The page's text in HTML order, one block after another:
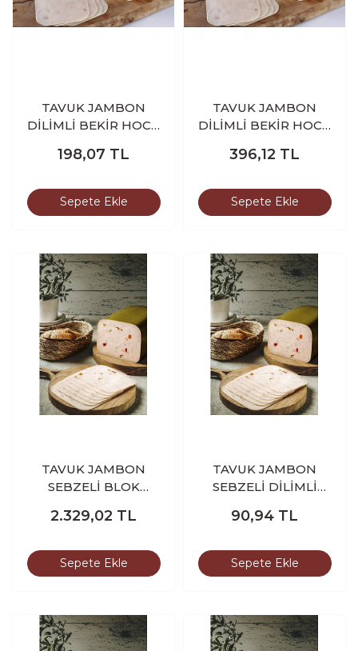
TAVUK JAMBON
DİLİMLİ BEKİR HOCA
198,07 TL
Sepete Ekle
TAVUK JAMBON
DİLİMLİ BEKİR HOCA
396,12 TL
Sepete Ekle
TAVUK JAMBON
SEBZELİ BLOK
3.400 GR
2.329,02 TL
Sepete Ekle
TAVUK JAMBON
SEBZELİ DİLİMLİ
90,94 TL
Sepete Ekle